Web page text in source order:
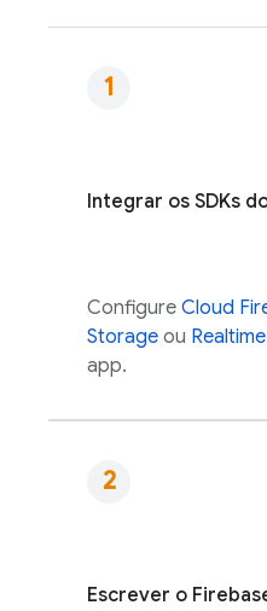
Integrar os SDKs
Configure Cloud
Storage ou
app.
Escrever o